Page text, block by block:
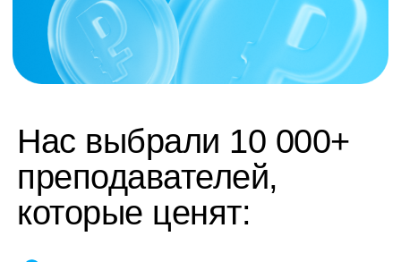
труду — мы делаем всё, чтобы ваш опыт
был приятнее